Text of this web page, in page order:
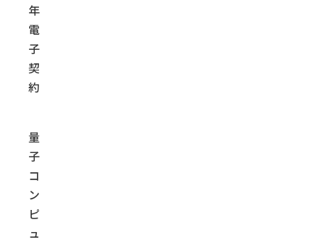
年
電
子
契
約
量
子
コ
ン
ピ
ュ